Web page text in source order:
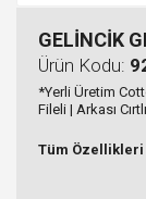
GELİNCİK
Ürün Kodu:
*Yerli Üretim
Fileli | Arkası
Tüm Özellikleri